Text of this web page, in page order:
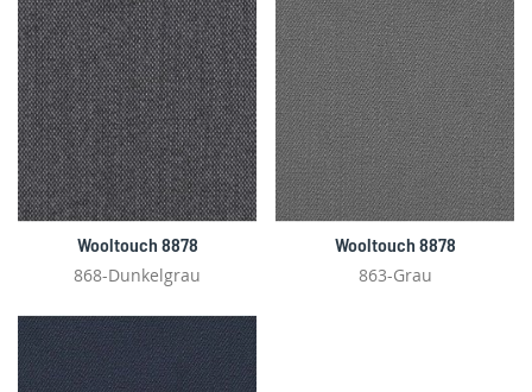
Wooltouch 8878
868-Dunkelgrau
Wooltouch 8878
863-Grau